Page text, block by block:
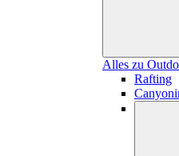
Alles zu
Rafting